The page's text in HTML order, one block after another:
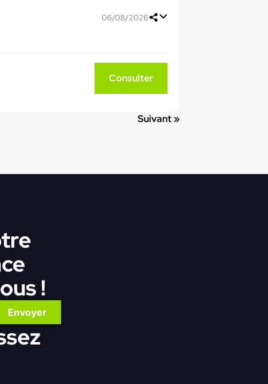
06/08/2026
Consulter
Suivant »
!
Envoyer